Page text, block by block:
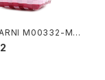
M00332-M00
ハンドバッグ レデ
ケット MARKET マ